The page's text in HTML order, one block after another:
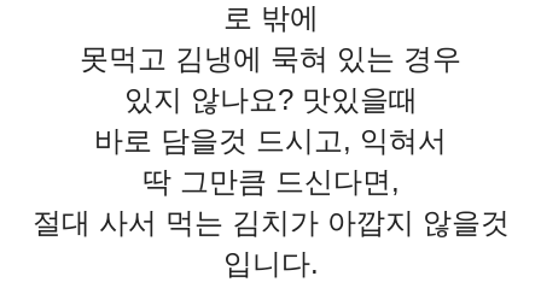
로 밖에
못먹고 김냉에 묵혀 있는 경우
있지 않나요? 맛있을때
바로 담을것 드시고, 익혀서
딱 그만큼 드신다면,
절대 사서 먹는 김치가 아깝지 않을것
입니다.